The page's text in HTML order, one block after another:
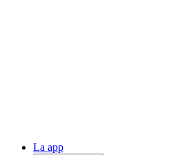
La app